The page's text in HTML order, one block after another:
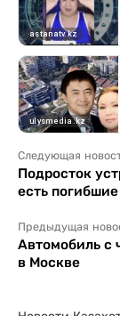
Следующая
Подросток
есть
Предыдущая
Автомобиль с
в Москве